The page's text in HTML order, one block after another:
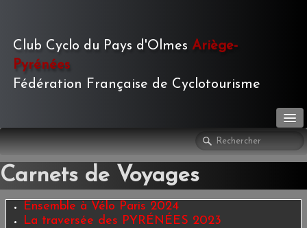
Club Cyclo du Pays d'Olmes Ariège-
Pyrénées
Fédération Française de Cyclotourisme
LE JOURNAL▼
Carnets de Voyages
Ensemble à Vélo Paris 2024
La traversée des PYRÉNÉES 2023